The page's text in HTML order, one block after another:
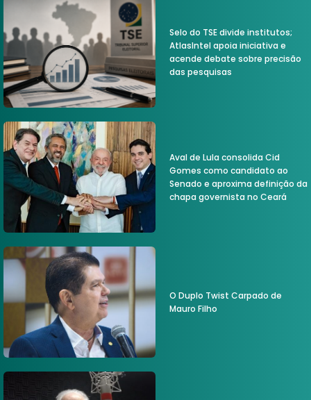
Selo do TSE divide institutos;
AtlasIntel apoia iniciativa e
acende debate sobre precisão
das pesquisas
Aval de Lula consolida Cid
Gomes como candidato ao
Senado e aproxima definição da
chapa governista no Ceará
O Duplo Twist Carpado de
Mauro Filho